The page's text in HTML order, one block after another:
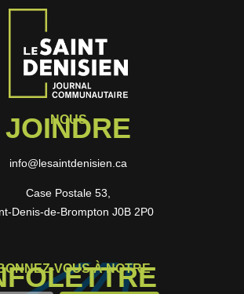
NOUS
JOINDRE
info@lesaintdenisien.ca
Case Postale 53,
Denis-de-Brompton J0B 2P0
VOUS À NOTRE